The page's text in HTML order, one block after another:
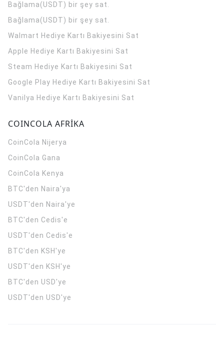
Bağlama(USDT) bir şey sat.
Bağlama(USDT) bir şey sat.
Walmart Hediye Kartı Bakiyesini Sat
Apple Hediye Kartı Bakiyesini Sat
Steam Hediye Kartı Bakiyesini Sat
Google Play Hediye Kartı Bakiyesini Sat
Vanilya Hediye Kartı Bakiyesini Sat
COINCOLA AFRİKA
CoinCola Nijerya
CoinCola Gana
CoinCola Kenya
BTC'den Naira'ya
USDT'den Naira'ye
BTC'den Cedis'e
USDT'den Cedis'e
BTC'den KSH'ye
USDT'den KSH'ye
BTC'den USD'ye
USDT'den USD'ye